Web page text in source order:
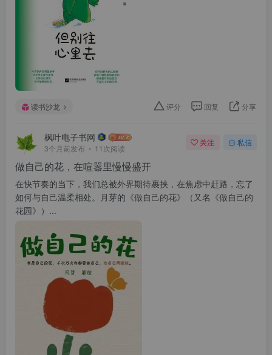
读书沙龙 评分 回复 分享
枫叶电子书网
3个月前发布 11次阅读
关注 私信
做自己的花，在喧嚣里慢慢盛开
在快节奏的当下，我们总被外界期待裹挟，在焦虑中赶路，忘了
如何与自己温柔相处。月芽的《做自己的花》（又名《做自己的
花园》）...